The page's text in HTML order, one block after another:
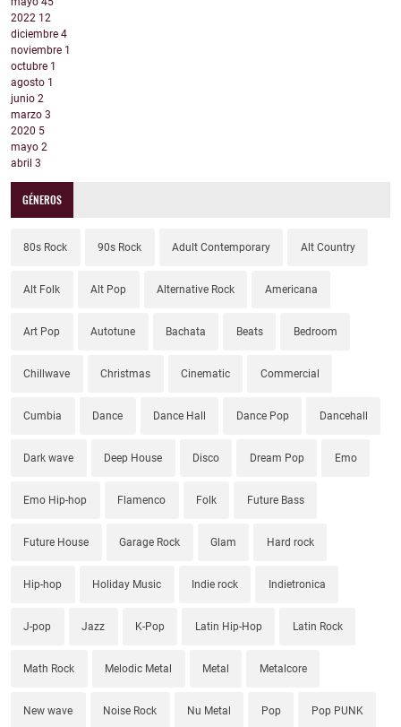
2022 12
diciembre 4
noviembre 1
octubre 1
agosto 1
junio 2
marzo 3
2020 5
mayo 2
abril 3
GÉNEROS
80s Rock 90s Rock Adult Contemporary Alt Country
Alt Folk Alt Pop Alternative Rock Americana
Art Pop Autotune Bachata Beats Bedroom
Chillwave Christmas Cinematic Commercial
Cumbia Dance Dance Hall Dance Pop Dancehall
Dark wave Deep House Disco Dream Pop Emo
Emo Hip-hop Flamenco Folk Future Bass
Future House Garage Rock Glam Hard rock
Hip-hop Holiday Music Indie rock Indietronica
J-pop Jazz K-Pop Latin Hip-Hop Latin Rock
Math Rock Melodic Metal Metal Metalcore
New wave Noise Rock Nu Metal Pop Pop PUNK